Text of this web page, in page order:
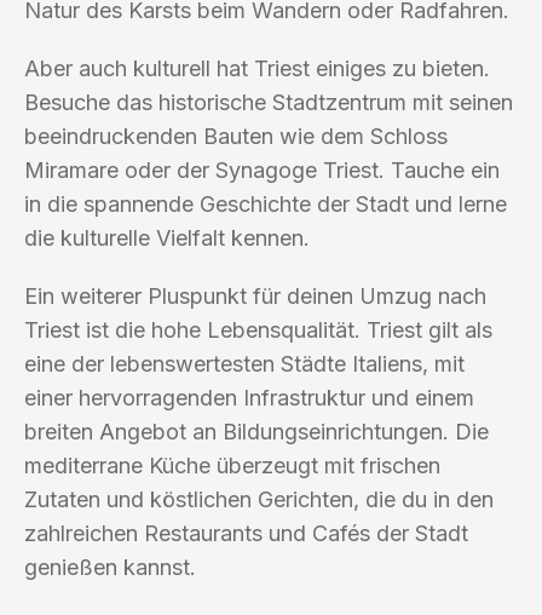
Natur des Karsts beim Wandern oder Radfahren.
Aber auch kulturell hat Triest einiges zu bieten.
Besuche das historische Stadtzentrum mit seinen
beeindruckenden Bauten wie dem Schloss
Miramare oder der Synagoge Triest. Tauche ein
in die spannende Geschichte der Stadt und lerne
die kulturelle Vielfalt kennen.
Ein weiterer Pluspunkt für deinen Umzug nach
Triest ist die hohe Lebensqualität. Triest gilt als
eine der lebenswertesten Städte Italiens, mit
einer hervorragenden Infrastruktur und einem
breiten Angebot an Bildungseinrichtungen. Die
mediterrane Küche überzeugt mit frischen
Zutaten und köstlichen Gerichten, die du in den
zahlreichen Restaurants und Cafés der Stadt
genießen kannst.